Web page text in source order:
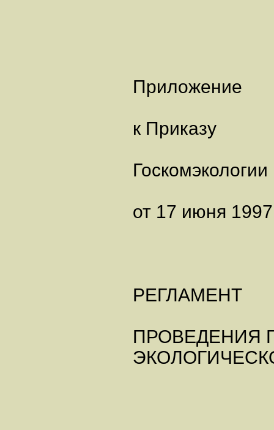
Приложение
к Приказу
от 17 июня 1997
РЕГЛАМЕНТ
ПРОВЕДЕНИЯ